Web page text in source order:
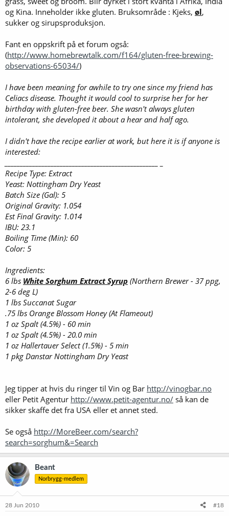
og Kina. Inneholder ikke gluten. Bruksområde : Kjeks, øl,
sukker og sirupsproduksjon.
Fant en oppskrift på et forum også:
(http://www.homebrewtalk.com/f164/gluten-free-brewing-
observations-65034/)
I have been meaning for awhile to try one since my friend has
Celiacs disease. Thought it would cool to surprise her for her
birthday with gluten-free beer. She wasn't always gluten
intolerant, she developed it about a hear and half ago.
I didn't have the recipe earlier at work, but here it is if anyone is
interested:
Recipe Type: Extract
Yeast: Nottingham Dry Yeast
Batch Size (Gal): 5
Original Gravity: 1.054
Est Final Gravity: 1.014
IBU: 23.1
Boiling Time (Min): 60
Color: 5
Ingredients:
6 lbs White Sorghum Extract Syrup (Northern Brewer - 37 ppg,
2-6 deg L)
1 lbs Succanat Sugar
.75 lbs Orange Blossom Honey (At Flameout)
1 oz Spalt (4.5%) - 60 min
1 oz Spalt (4.5%) - 20.0 min
1 oz Hallertauer Select (1.5%) - 5 min
1 pkg Danstar Nottingham Dry Yeast
Jeg tipper at hvis du ringer til Vin og Bar http://vinogbar.no
eller Petit Agentur http://www.petit-agentur.no/ så kan de
sikker skaffe det fra USA eller et annet sted.
Se også http://MoreBeer.com/search?
search=sorghum&=Search
Beant
Norbrygg-medlem
28 Jun 2010 #18